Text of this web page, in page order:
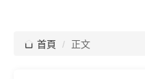
 首頁 正文